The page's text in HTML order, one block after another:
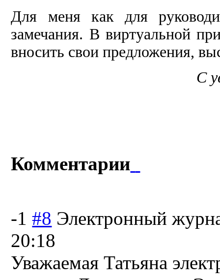
Для меня как для
замечания. В виртуальной
вносить свои предложения,
С
Комментарии
-1 #8 Электронный
20:18
Уважаемая Татьяна